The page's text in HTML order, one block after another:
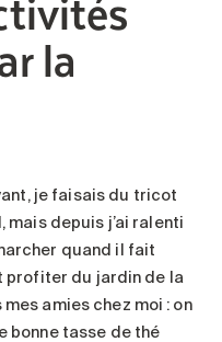
la
je faisais du tricot
mais depuis j’ai ralenti
quand il fait
profiter du jardin de la
amies chez moi : on
bonne tasse de thé